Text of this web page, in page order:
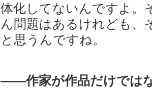
体化してないんですよ。
ん問題はあるけれども、
と思うんですね。
――作家が作品だけでは